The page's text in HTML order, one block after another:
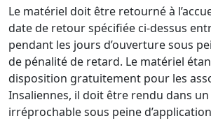
Le matériel doit être retourné à
date de retour spécifiée ci-dessus
pendant les jours d’ouverture sous
de pénalité de retard. Le matériel
disposition gratuitement pour les
Insaliennes, il doit être rendu dans
irréprochable sous peine